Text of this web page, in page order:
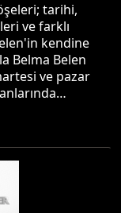
tarihi,
ve farklı
kendine
Belma Belen
ve pazar